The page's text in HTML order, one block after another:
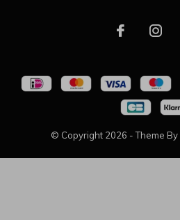
© Copyright 2026 - Theme By